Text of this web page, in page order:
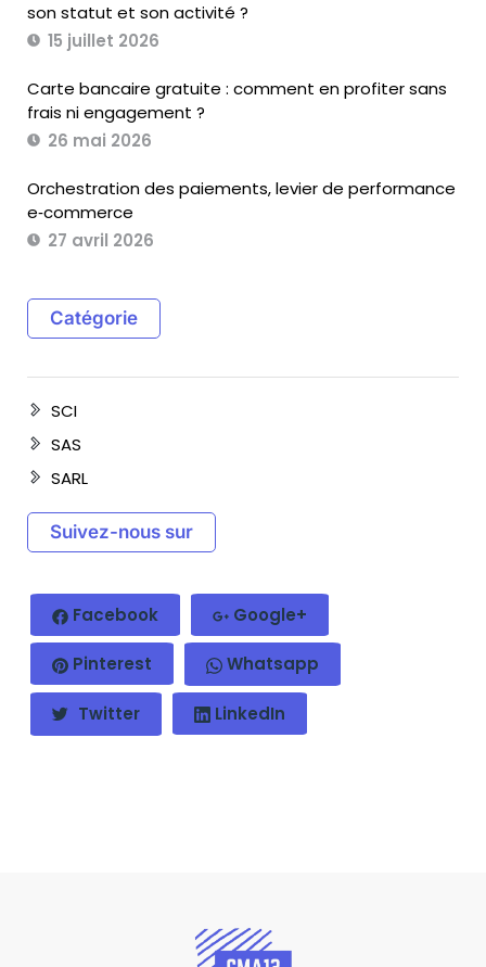
son statut et son activité ?
15 juillet 2026
Carte bancaire gratuite : comment en profiter sans
frais ni engagement ?
26 mai 2026
Orchestration des paiements, levier de performance
e‑commerce
27 avril 2026
Catégorie
SCI
SAS
SARL
Suivez-nous sur
Facebook Google+
Pinterest Whatsapp
Twitter LinkedIn